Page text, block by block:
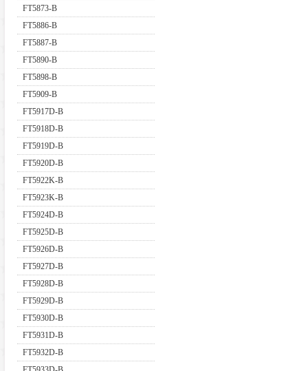
FT5873-B
FT5886-B
FT5887-B
FT5890-B
FT5898-B
FT5909-B
FT5917D-B
FT5918D-B
FT5919D-B
FT5920D-B
FT5922K-B
FT5923K-B
FT5924D-B
FT5925D-B
FT5926D-B
FT5927D-B
FT5928D-B
FT5929D-B
FT5930D-B
FT5931D-B
FT5932D-B